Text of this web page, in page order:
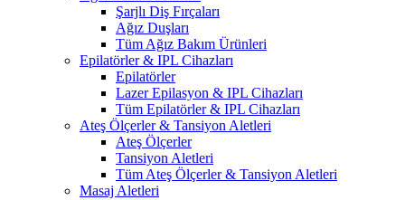
Şarjlı Diş Fırçaları
Ağız Duşları
Tüm Ağız Bakım Ürünleri
Epilatörler & IPL Cihazları
Epilatörler
Lazer Epilasyon & IPL Cihazları
Tüm Epilatörler & IPL Cihazları
Ateş Ölçerler & Tansiyon Aletleri
Ateş Ölçerler
Tansiyon Aletleri
Tüm Ateş Ölçerler & Tansiyon Aletleri
Masaj Aletleri